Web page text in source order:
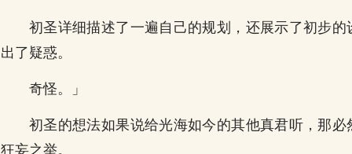
初圣详细描述了一遍自己的规划，还展示了初步
出了疑惑。
奇怪。」
初圣的想法如果说给光海如今的其他真君听，那
狂妄之举。